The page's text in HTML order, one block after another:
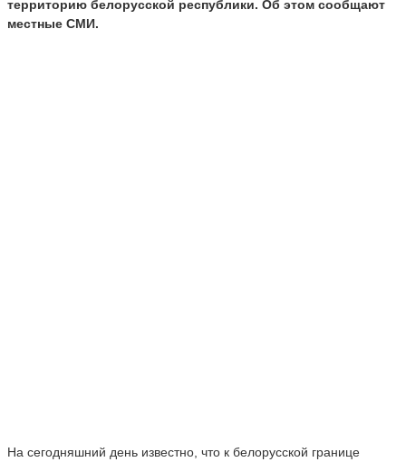
территорию белорусской республики. Об этом сообщают
местные СМИ.
На сегодняшний день известно, что к белорусской границе